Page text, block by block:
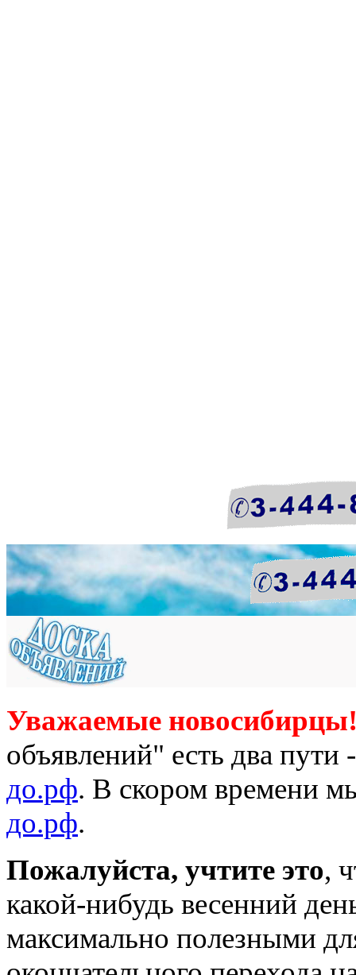
Уважаемые
объявлений" есть два пути
до.рф. В скором времени
до.рф.
Пожалуйста, учтите это,
какой-нибудь весенний
максимально полезными